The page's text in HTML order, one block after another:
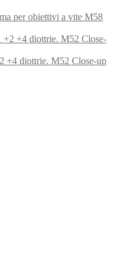
per obiettivi a vite M58
+4 diottrie. M52 Close-up